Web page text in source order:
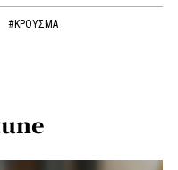
#ΚΡΟΥΣΜΑ